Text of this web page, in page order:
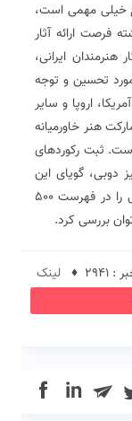
خیلی مهمی است،
فرصت ارائه آثار
ایرانی،
تحسین و توجه
اروپا و سایر
۱۴ سال گذشته، مارکت هنر خاورمیانه
ثبت رکوردهای
دوبی، گویای این
واقعیت است. قرار‌ گرفتن مجدد نام شش ایرانی را در فهرست ۵٠٠
بررسی کرد.
♦
لینک
in